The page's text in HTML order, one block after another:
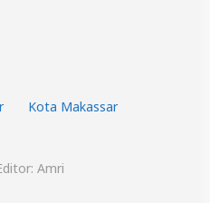
Kota Makassar
Amri